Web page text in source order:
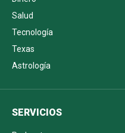
Salud
Tecnología
Texas
Astrología
SERVICIOS